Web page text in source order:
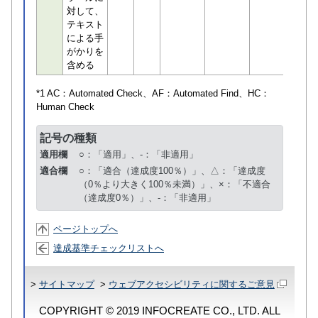
対して、
テキスト
による手
がかりを
含める
*1 AC： Automated Check、AF： Automated Find、HC：
Human Check
記号の種類
適用欄
○：「適用」、-：「非適用」
適合欄
○：「適合（達成度100％）」、△：「達成度
（0％より大きく100％未満）」、×：「不適合
（達成度0％）」、-：「非適用」
ページトップへ
達成基準チェックリストへ
> サイトマップ> ウェブアクセシビリティに関するご意見
COPYRIGHT © 2019 INFOCREATE CO., LTD. ALL